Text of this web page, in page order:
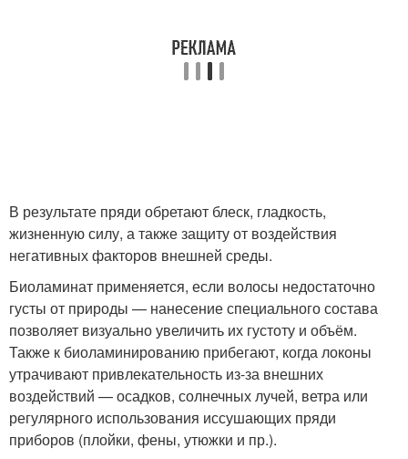
В результате пряди обретают блеск, гладкость,
жизненную силу, а также защиту от воздействия
негативных факторов внешней среды.
Биоламинат применяется, если волосы недостаточно
густы от природы — нанесение специального состава
позволяет визуально увеличить их густоту и объём.
Также к биоламинированию прибегают, когда локоны
утрачивают привлекательность из-за внешних
воздействий — осадков, солнечных лучей, ветра или
регулярного использования иссушающих пряди
приборов (плойки, фены, утюжки и пр.).